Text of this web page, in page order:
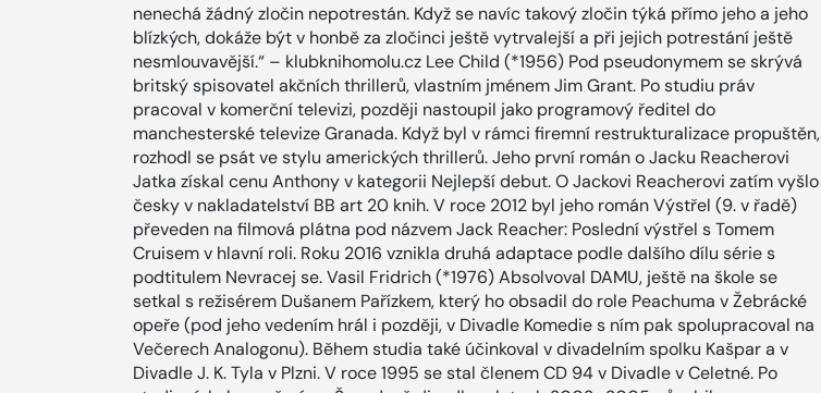
nenechá žádný zločin nepotrestán. Když se navíc takový zločin týká přímo jeho a jeho
blízkých, dokáže být v honbě za zločinci ještě vytrvalejší a při jejich potrestání ještě
nesmlouvavější.“ – klubknihomolu.cz Lee Child (*1956) Pod pseudonymem se skrývá
britský spisovatel akčních thrillerů, vlastním jménem Jim Grant. Po studiu práv
pracoval v komerční televizi, později nastoupil jako programový ředitel do
manchesterské televize Granada. Když byl v rámci firemní restrukturalizace propuštěn,
rozhodl se psát ve stylu amerických thrillerů. Jeho první román o Jacku Reacherovi
Jatka získal cenu Anthony v kategorii Nejlepší debut. O Jackovi Reacherovi zatím vyšlo
česky v nakladatelství BB art 20 knih. V roce 2012 byl jeho román Výstřel (9. v řadě)
převeden na filmová plátna pod názvem Jack Reacher: Poslední výstřel s Tomem
Cruisem v hlavní roli. Roku 2016 vznikla druhá adaptace podle dalšího dílu série s
podtitulem Nevracej se. Vasil Fridrich (*1976) Absolvoval DAMU, ještě na škole se
setkal s režisérem Dušanem Pařízkem, který ho obsadil do role Peachuma v Žebrácké
opeře (pod jeho vedením hrál i později, v Divadle Komedie s ním pak spolupracoval na
Večerech Analogonu). Během studia také účinkoval v divadelním spolku Kašpar a v
Divadle J. K. Tyla v Plzni. V roce 1995 se stal členem CD 94 v Divadle v Celetné. Po